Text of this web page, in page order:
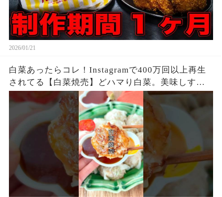
2026/01/21
白菜あったらコレ！Instagramで400万回以上再生
されてる【白菜焼売】どハマり白菜。美味しすぎ